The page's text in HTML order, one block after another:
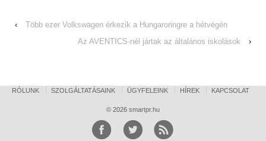
‹
Több ezer Volkswagen érkezik a Hungaroringre a hétvégén
Az AVENTICS-nél jártak az általános iskolások
›
RÓLUNK SZOLGÁLTATÁSAINK ÜGYFELEINK HÍREK KAPCSOLAT
© 2026 smartpr.hu